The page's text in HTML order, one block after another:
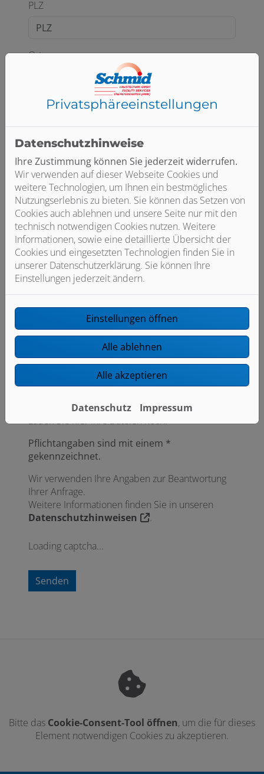
PLZ
Ort
E-Mail*
Telefon
Betreff
Nachricht
Laden Sie hier Ihre Dateien hoch.
Pflichtangaben sind mit einem *
gekennzeichnet.
Wir verwenden Ihre Angaben zur Beantwortung
Ihrer Anfrage.
Weitere Informationen finden Sie in unseren
Datenschutzhinweisen
.
Loading captcha...
Senden
Bitte das Cookie-Consent-Tool öffnen, um die für dieses
Element notwendigen Cookies zu akzeptieren.
Privatsphäre­einstellungen
Datenschutzhinweise
Ihre Zustimmung können Sie jederzeit widerrufen.
Wir verwenden auf dieser Webseite Cookies und
weitere Technologien, um Ihnen ein bestmögliches
Nutzungserlebnis zu bieten. Sie können das Setzen von
Cookies auch ablehnen und unsere Seite nur mit den
technisch notwendigen Cookies nutzen. Weitere
Informationen, sowie eine detaillierte Übersicht der
Cookies und eingesetzten Technologien finden Sie in
unserer Datenschutzerklärung. Sie können Ihre
Einstellungen jederzeit ändern.
Einstellungen öffnen
Alle ablehnen
Alle akzeptieren
Datenschutz Impressum